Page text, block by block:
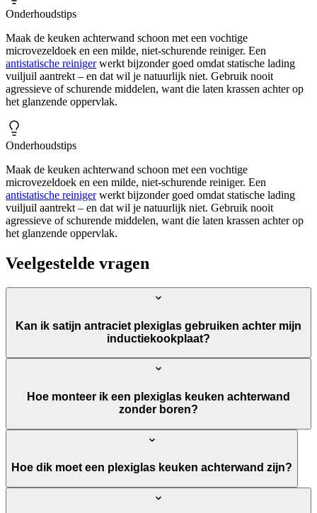
Onderhoudstips
Maak de keuken achterwand schoon met een vochtige
microvezeldoek en een milde, niet-schurende reiniger. Een
antistatische reinigerwerkt bijzonder goed omdat statische lading
vuiljuil aantrekt – en dat wil je natuurlijk niet. Gebruik nooit
agressieve of schurende middelen, want die laten krassen achter op
het glanzende oppervlak.
Onderhoudstips
Maak de keuken achterwand schoon met een vochtige
microvezeldoek en een milde, niet-schurende reiniger. Een
antistatische reinigerwerkt bijzonder goed omdat statische lading
vuiljuil aantrekt – en dat wil je natuurlijk niet. Gebruik nooit
agressieve of schurende middelen, want die laten krassen achter op
het glanzende oppervlak.
Veelgestelde vragen
Kan ik satijn antraciet plexiglas gebruiken achter mijn
inductiekookplaat?
Hoe monteer ik een plexiglas keuken achterwand
zonder boren?
Hoe dik moet een plexiglas keuken achterwand zijn?